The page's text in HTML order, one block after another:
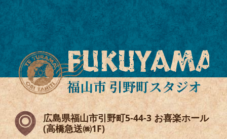
FUKUYAMA
福山市 引野町スタジオ
広島県福山市引野町5-44-3 お喜楽ホール
(高橋急送㈱1F)